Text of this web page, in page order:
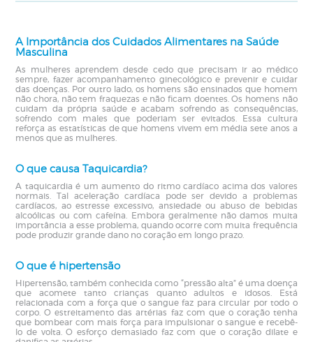
A Importância dos Cuidados Alimentares na Saúde
Masculina
As mulheres aprendem desde cedo que precisam ir ao médico
sempre, fazer acompanhamento ginecológico e prevenir e cuidar
das doenças. Por outro lado, os homens são ensinados que homem
não chora, não tem fraquezas e não ficam doentes. Os homens não
cuidam da própria saúde e acabam sofrendo as consequências,
sofrendo com males que poderiam ser evitados. Essa cultura
reforça as estatísticas de que homens vivem em média sete anos a
menos que as mulheres.
O que causa Taquicardia?
A taquicardia é um aumento do ritmo cardíaco acima dos valores
normais. Tal aceleração cardíaca pode ser devido a problemas
cardíacos, ao estresse excessivo, ansiedade ou abuso de bebidas
alcoólicas ou com cafeína. Embora geralmente não damos muita
importância a esse problema, quando ocorre com muita frequência
pode produzir grande dano no coração em longo prazo.
O que é hipertensão
Hipertensão, também conhecida como “pressão alta” é uma doença
que acomete tanto crianças quanto adultos e idosos. Está
relacionada com a força que o sangue faz para circular por todo o
corpo. O estreitamento das artérias faz com que o coração tenha
que bombear com mais força para impulsionar o sangue e recebê-
lo de volta. O esforço demasiado faz com que o coração dilate e